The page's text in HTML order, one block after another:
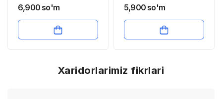
almashinuvi
6,900 so'm
almashinuvi
5,900 so'm
Xaridorlarimiz fikrlari